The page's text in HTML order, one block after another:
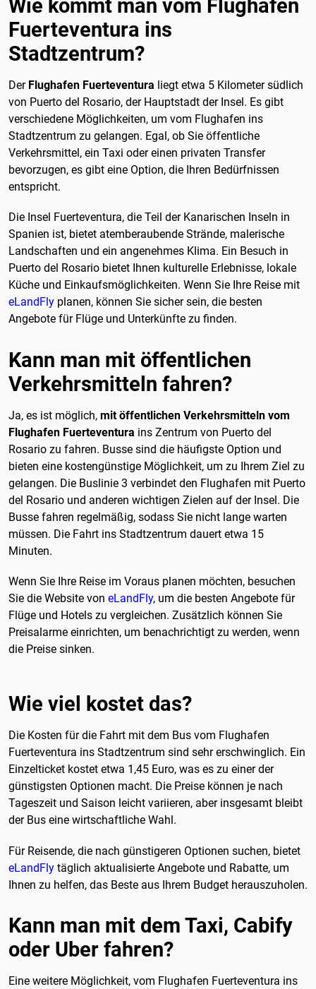
Wie kommt man vom Flughafen
Fuerteventura ins
Stadtzentrum?
Der Flughafen Fuerteventura liegt etwa 5 Kilometer südlich
von Puerto del Rosario, der Hauptstadt der Insel. Es gibt
verschiedene Möglichkeiten, um vom Flughafen ins
Stadtzentrum zu gelangen. Egal, ob Sie öffentliche
Verkehrsmittel, ein Taxi oder einen privaten Transfer
bevorzugen, es gibt eine Option, die Ihren Bedürfnissen
entspricht.
Die Insel Fuerteventura, die Teil der Kanarischen Inseln in
Spanien ist, bietet atemberaubende Strände, malerische
Landschaften und ein angenehmes Klima. Ein Besuch in
Puerto del Rosario bietet Ihnen kulturelle Erlebnisse, lokale
Küche und Einkaufsmöglichkeiten. Wenn Sie Ihre Reise mit
eLandFly planen, können Sie sicher sein, die besten
Angebote für Flüge und Unterkünfte zu finden.
Kann man mit öffentlichen
Verkehrsmitteln fahren?
Ja, es ist möglich, mit öffentlichen Verkehrsmitteln vom
Flughafen Fuerteventura ins Zentrum von Puerto del
Rosario zu fahren. Busse sind die häufigste Option und
bieten eine kostengünstige Möglichkeit, um zu Ihrem Ziel zu
gelangen. Die Buslinie 3 verbindet den Flughafen mit Puerto
del Rosario und anderen wichtigen Zielen auf der Insel. Die
Busse fahren regelmäßig, sodass Sie nicht lange warten
müssen. Die Fahrt ins Stadtzentrum dauert etwa 15
Minuten.
Wenn Sie Ihre Reise im Voraus planen möchten, besuchen
Sie die Website von eLandFly, um die besten Angebote für
Flüge und Hotels zu vergleichen. Zusätzlich können Sie
Preisalarme einrichten, um benachrichtigt zu werden, wenn
die Preise sinken.
Wie viel kostet das?
Die Kosten für die Fahrt mit dem Bus vom Flughafen
Fuerteventura ins Stadtzentrum sind sehr erschwinglich. Ein
Einzelticket kostet etwa 1,45 Euro, was es zu einer der
günstigsten Optionen macht. Die Preise können je nach
Tageszeit und Saison leicht variieren, aber insgesamt bleibt
der Bus eine wirtschaftliche Wahl.
Für Reisende, die nach günstigeren Optionen suchen, bietet
eLandFly täglich aktualisierte Angebote und Rabatte, um
Ihnen zu helfen, das Beste aus Ihrem Budget herauszuholen.
Kann man mit dem Taxi, Cabify
oder Uber fahren?
Eine weitere Möglichkeit, vom Flughafen Fuerteventura ins